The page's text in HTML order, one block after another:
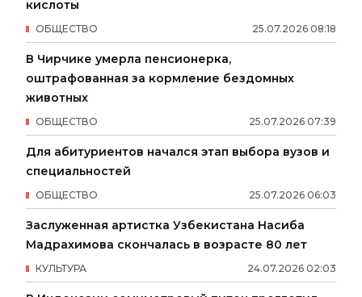
кислоты
25.07.2026 08:18
ОБЩЕСТВО
В Чирчике умерла пенсионерка,
оштрафованная за кормление бездомных
животных
25.07.2026 07:39
ОБЩЕСТВО
Для абитуриентов начался этап выбора вузов и
специальностей
25.07.2026 06:03
ОБЩЕСТВО
Заслуженная артистка Узбекистана Насиба
Мадрахимова скончалась в возрасте 80 лет
24.07.2026 02:03
КУЛЬТУРА